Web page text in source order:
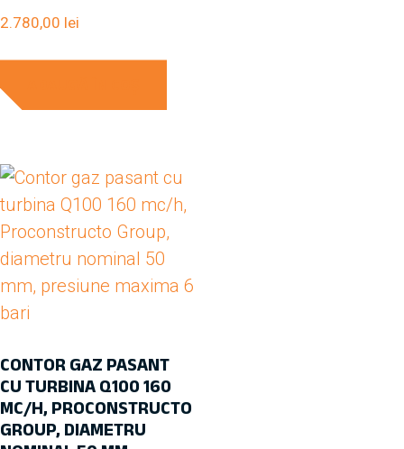
2.780,00 lei
CONTOR GAZ PASANT
CU TURBINA Q100 160
MC/H, PROCONSTRUCTO
GROUP, DIAMETRU